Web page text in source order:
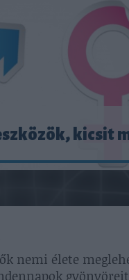
kicsit
nemi élete